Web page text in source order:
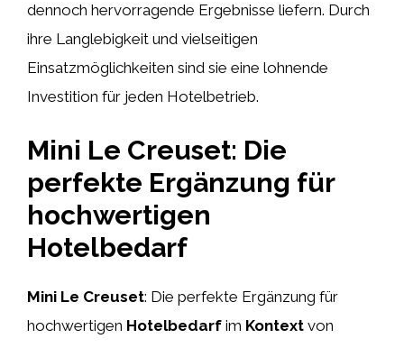
dennoch hervorragende Ergebnisse liefern. Durch
ihre Langlebigkeit und vielseitigen
Einsatzmöglichkeiten sind sie eine lohnende
Investition für jeden Hotelbetrieb.
Mini Le Creuset: Die
perfekte Ergänzung für
hochwertigen
Hotelbedarf
Mini Le Creuset: Die perfekte Ergänzung für
hochwertigen Hotelbedarf im Kontext von